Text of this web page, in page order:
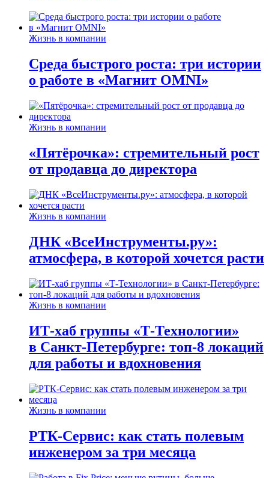
Жизнь в компании
Среда быстрого роста: три истории
о работе в «Магнит OMNI»
Жизнь в компании
«Пятёрочка»: стремительный рост
от продавца до директора
Жизнь в компании
ДНК «ВсеИнструменты.ру»:
атмосфера, в которой хочется расти
Жизнь в компании
ИТ-хаб группы «Т-Технологии»
в Санкт-Петербурге: топ-8 локаций
для работы и вдохновения
Жизнь в компании
РТК-Сервис: как стать полевым
инженером за три месяца